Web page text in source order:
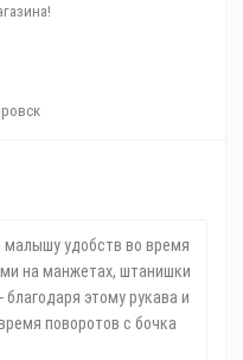
малышу удобств во время
на манжетах, штанишки
этому рукава и
поворотов с бочка